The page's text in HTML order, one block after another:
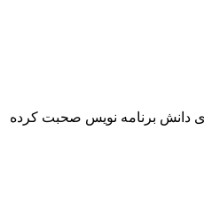
دانش برنامه نویس صحبت کرده